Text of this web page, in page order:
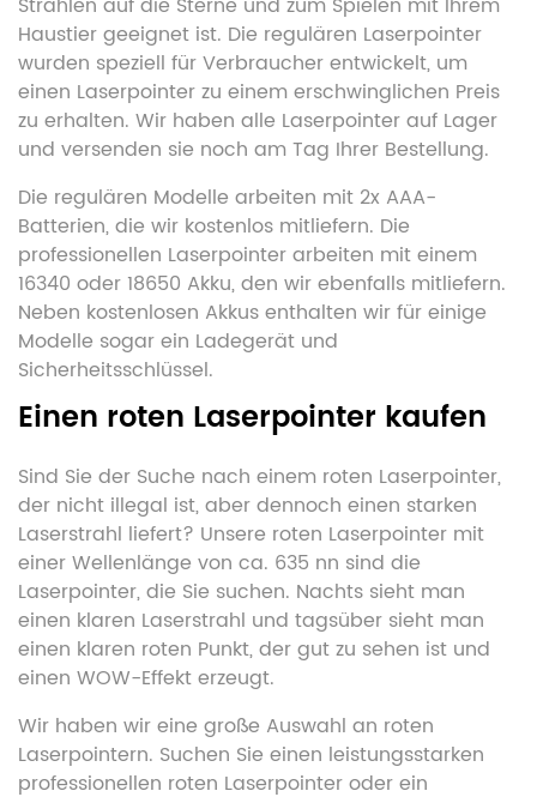
Haustier geeignet ist. Die regulären Laserpointer
wurden speziell für Verbraucher entwickelt, um
einen Laserpointer zu einem erschwinglichen Preis
zu erhalten. Wir haben alle Laserpointer auf Lager
und versenden sie noch am Tag Ihrer Bestellung.
Die regulären Modelle arbeiten mit 2x AAA-
Batterien, die wir kostenlos mitliefern. Die
professionellen Laserpointer arbeiten mit einem
16340 oder 18650 Akku, den wir ebenfalls mitliefern.
Neben kostenlosen Akkus enthalten wir für einige
Modelle sogar ein Ladegerät und
Sicherheitsschlüssel.
Einen roten Laserpointer kaufen
Sind Sie der Suche nach einem roten Laserpointer,
der nicht illegal ist, aber dennoch einen starken
Laserstrahl liefert? Unsere roten Laserpointer mit
einer Wellenlänge von ca. 635 nn sind die
Laserpointer, die Sie suchen. Nachts sieht man
einen klaren Laserstrahl und tagsüber sieht man
einen klaren roten Punkt, der gut zu sehen ist und
einen WOW-Effekt erzeugt.
Wir haben wir eine große Auswahl an roten
Laserpointern. Suchen Sie einen leistungsstarken
professionellen roten Laserpointer oder ein